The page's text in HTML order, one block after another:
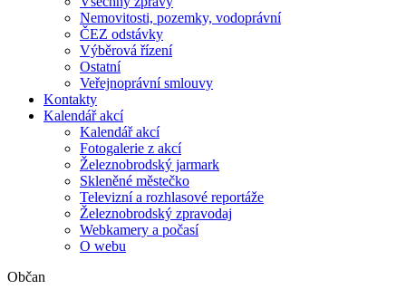
Nemovitosti, pozemky, vodoprávní
ČEZ odstávky
Výběrová řízení
Ostatní
Veřejnoprávní smlouvy
Kontakty
Kalendář akcí
Kalendář akcí
Fotogalerie z akcí
Železnobrodský jarmark
Skleněné městečko
Televizní a rozhlasové reportáže
Železnobrodský zpravodaj
Webkamery a počasí
O webu
Občan